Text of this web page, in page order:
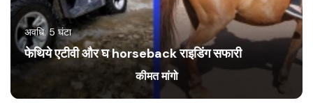
अवधि: 5 घंटा
फेथिये एटीवी और घ horseback राइडिंग सफारी
कीमत मांगो